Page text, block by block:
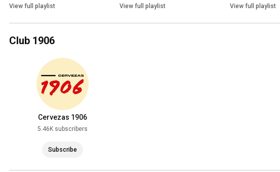
View full playlist
View full playlist
View full playlist
Club 1906
Cervezas 1906
5.46K subscribers
Subscribe